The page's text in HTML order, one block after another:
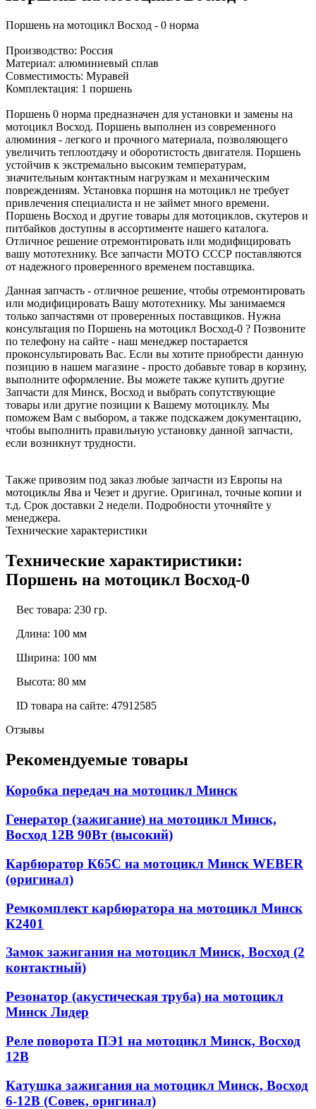
Поршень на мотоцикл Восход - 0 норма
Производство: Россия
Материал: алюминиевый сплав
Совместимость: Муравей
Комплектация: 1 поршень
Поршень 0 норма предназначен для установки и замены на
мотоцикл Восход. Поршень выполнен из современного
алюминия - легкого и прочного материала, позволяющего
увеличить теплоотдачу и оборотистость двигателя. Поршень
устойчив к экстремально высоким температурам,
значительным контактным нагрузкам и механическим
повреждениям. Установка поршня на мотоцикл не требует
привлечения специалиста и не займет много времени.
Поршень Восход и другие товары для мотоциклов, скутеров и
питбайков доступны в ассортименте нашего каталога.
Отличное решение отремонтировать или модифицировать
вашу мототехнику. Все запчасти МОТО СССР поставляются
от надежного проверенного временем поставщика.
Данная запчасть - отличное решение, чтобы отремонтировать
или модифицировать Вашу мототехнику. Мы занимаемся
только запчастями от проверенных поставщиков. Нужна
консультация по Поршень на мотоцикл Восход-0 ? Позвоните
по телефону на сайте - наш менеджер постарается
проконсультировать Вас. Если вы хотите приобрести данную
позицию в нашем магазине - просто добавьте товар в корзину,
выполните оформление. Вы можете также купить другие
Запчасти для Минск, Восход и выбрать сопутствующие
товары или другие позиции к Вашему мотоциклу. Мы
поможем Вам с выбором, а также подскажем документацию,
чтобы выполнить правильную установку данной запчасти,
если возникнут трудности.
Также привозим под заказ любые запчасти из Европы на
мотоциклы Ява и Чезет и другие. Оригинал, точные копии и
т.д. Срок доставки 2 недели. Подробности уточняйте у
менеджера.
Технические характеристики
Технические характиристики:
Поршень на мотоцикл Восход-0
Вес товара: 230 гр.
Длина: 100 мм
Ширина: 100 мм
Высота: 80 мм
ID товара на сайте: 47912585
Отзывы
Рекомендуемые товары
Коробка передач на мотоцикл Минск
Генератор (зажигание) на мотоцикл Минск,
Восход 12В 90Вт (высокий)
Карбюратор К65С на мотоцикл Минск WEBER
(оригинал)
Ремкомплект карбюратора на мотоцикл Минск
К2401
Замок зажигания на мотоцикл Минск, Восход (2
контактный)
Резонатор (акустическая труба) на мотоцикл
Минск Лидер
Реле поворота ПЭ1 на мотоцикл Минск, Восход
12В
Катушка зажигания на мотоцикл Минск, Восход
6-12В (Совек, оригинал)